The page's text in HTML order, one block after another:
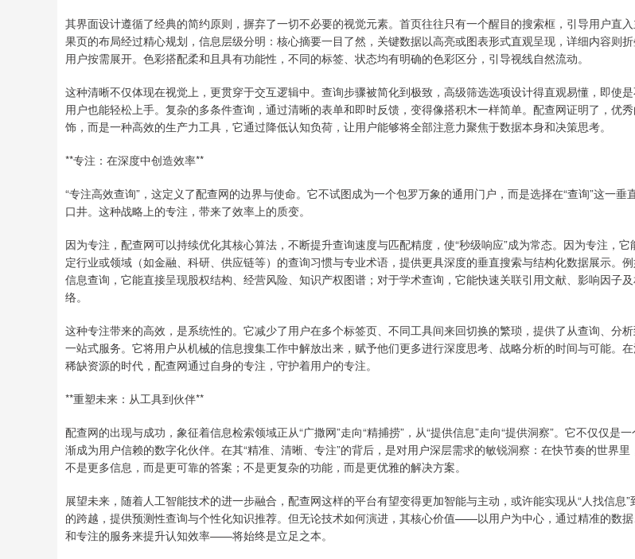
其界面设计遵循了经典的简约原则，摒弃了一切不必要的视觉元素。首页往往只有一个醒目的搜索框，引导用户直
果页的布局经过精心规划，信息层级分明：核心摘要一目了然，关键数据以高亮或图表形式直观呈现，详细内容则
用户按需展开。色彩搭配柔和且具有功能性，不同的标签、状态均有明确的色彩区分，引导视线自然流动。
这种清晰不仅体现在视觉上，更贯穿于交互逻辑中。查询步骤被简化到极致，高级筛选选项设计得直观易懂，即使
用户也能轻松上手。复杂的多条件查询，通过清晰的表单和即时反馈，变得像搭积木一样简单。配查网证明了，优
饰，而是一种高效的生产力工具，它通过降低认知负荷，让用户能够将全部注意力聚焦于数据本身和决策思考。
**专注：在深度中创造效率**
“专注高效查询”，这定义了配查网的边界与使命。它不试图成为一个包罗万象的通用门户，而是选择在“查询”这一垂
口井。这种战略上的专注，带来了效率上的质变。
因为专注，配查网可以持续优化其核心算法，不断提升查询速度与匹配精度，使“秒级响应”成为常态。因为专注，它
定行业或领域（如金融、科研、供应链等）的查询习惯与专业术语，提供更具深度的垂直搜索与结构化数据展示。
信息查询，它能直接呈现股权结构、经营风险、知识产权图谱；对于学术查询，它能快速关联引用文献、影响因子
络。
这种专注带来的高效，是系统性的。它减少了用户在多个标签页、不同工具间来回切换的繁琐，提供了从查询、分
一站式服务。它将用户从机械的信息搜集工作中解放出来，赋予他们更多进行深度思考、战略分析的时间与可能。
稀缺资源的时代，配查网通过自身的专注，守护着用户的专注。
**重塑未来：从工具到伙伴**
配查网的出现与成功，象征着信息检索领域正从“广撒网”走向“精捕捞”，从“提供信息”走向“提供洞察”。它不仅仅是
渐成为用户信赖的数字化伙伴。在其“精准、清晰、专注”的背后，是对用户深层需求的敏锐洞察：在快节奏的世界里
不是更多信息，而是更可靠的答案；不是更复杂的功能，而是更优雅的解决方案。
展望未来，随着人工智能技术的进一步融合，配查网这样的平台有望变得更加智能与主动，或许能实现从“人找信息”
的跨越，提供预测性查询与个性化知识推荐。但无论技术如何演进，其核心价值——以用户为中心，通过精准的数
和专注的服务来提升认知效率——将始终是立足之本。